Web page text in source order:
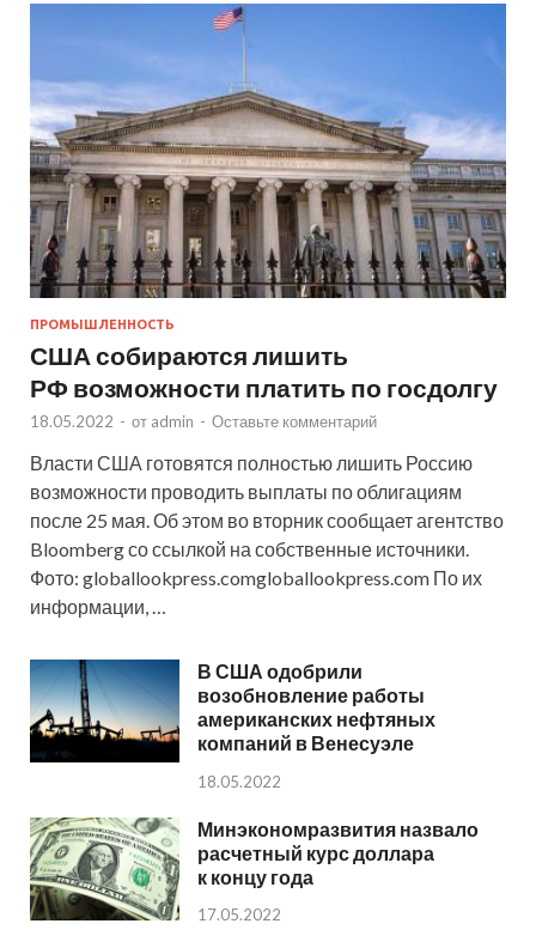
ПРОМЫШЛЕННОСТЬ
США собираются лишить
РФ возможности платить по госдолгу
18.05.2022 - от admin - Оставьте комментарий
Власти США готовятся полностью лишить Россию
возможности проводить выплаты по облигациям
после 25 мая. Об этом во вторник сообщает агентство
Bloomberg со ссылкой на собственные источники.
Фото: globallookpress.comgloballookpress.com По их
информации, …
В США одобрили
возобновление работы
американских нефтяных
компаний в Венесуэле
18.05.2022
Минэкономразвития назвало
расчетный курс доллара
к концу года
17.05.2022